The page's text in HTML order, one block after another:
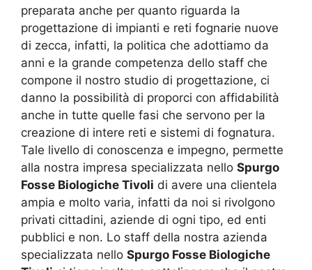
preparata anche per quanto riguarda la
progettazione di impianti e reti fognarie nuove
di zecca, infatti, la politica che adottiamo da
anni e la grande competenza dello staff che
compone il nostro studio di progettazione, ci
danno la possibilità di proporci con affidabilità
anche in tutte quelle fasi che servono per la
creazione di intere reti e sistemi di fognatura.
Tale livello di conoscenza e impegno, permette
alla nostra impresa specializzata nello Spurgo
Fosse Biologiche Tivoli di avere una clientela
ampia e molto varia, infatti da noi si rivolgono
privati cittadini, aziende di ogni tipo, ed enti
pubblici e non. Lo staff della nostra azienda
specializzata nello Spurgo Fosse Biologiche